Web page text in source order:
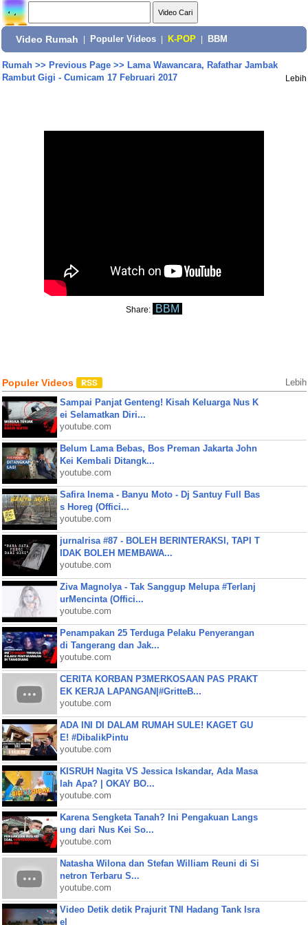
Video Rumah Populer Videos K-POP BBM
Rumah>> Previous Page>> Lama Wawancara, Rafathar Jambak
Rambut Gigi - Cumicam 17 Februari 2017
Lebih
Share: BBM
Populer Videos Lebih
Sampai Panjat Genteng! Kisah Keluarga Nus K
ei Selamatkan Diri...
youtube.com
Belum Lama Bebas, Bos Preman Jakarta John
Kei Kembali Ditangk...
youtube.com
Safira Inema - Banyu Moto - Dj Santuy Full Bas
s Horeg (Offici...
youtube.com
jurnalrisa #87 - BOLEH BERINTERAKSI, TAPI T
IDAK BOLEH MEMBAWA...
youtube.com
Ziva Magnolya - Tak Sanggup Melupa #Terlanj
urMencinta (Offici...
youtube.com
Penampakan 25 Terduga Pelaku Penyerangan
di Tangerang dan Jak...
youtube.com
CERITA KORBAN P3MERKOSAAN PAS PRAKT
EK KERJA LAPANGAN|#GritteB...
youtube.com
ADA INI DI DALAM RUMAH SULE! KAGET GU
E! #DibalikPintu
youtube.com
KISRUH Nagita VS Jessica Iskandar, Ada Masa
lah Apa? | OKAY BO...
youtube.com
Karena Sengketa Tanah? Ini Pengakuan Langs
ung dari Nus Kei So...
youtube.com
Natasha Wilona dan Stefan William Reuni di Si
netron Terbaru S...
youtube.com
Video Detik detik Prajurit TNI Hadang Tank Isra
el